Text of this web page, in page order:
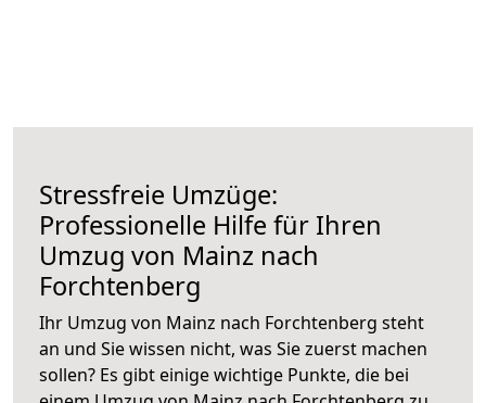
Stressfreie Umzüge:
Professionelle Hilfe für Ihren
Umzug von Mainz nach
Forchtenberg
Ihr Umzug von Mainz nach Forchtenberg steht
an und Sie wissen nicht, was Sie zuerst machen
sollen? Es gibt einige wichtige Punkte, die bei